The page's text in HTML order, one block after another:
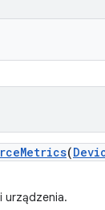
Metrics(
urządzenia.